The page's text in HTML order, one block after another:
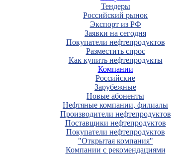
Тендеры
Российский рынок
Экспорт из РФ
Заявки на сегодня
Покупатели нефтепродуктов
Разместить спрос
Как купить нефтепродукты
Компании
Российские
Зарубежные
Новые абоненты
Нефтяные компании, филиалы
Производители нефтепродуктов
Поставщики нефтепродуктов
Покупатели нефтепродуктов
"Открытая компания"
Компании с рекомендациями